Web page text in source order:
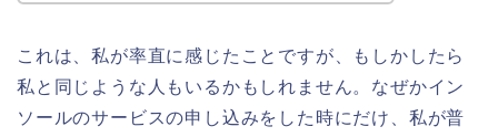
これは、私が率直に感じたことですが、もしかしたら
私と同じような人もいるかもしれません。なぜかイン
ソールのサービスの申し込みをした時にだけ、私が普